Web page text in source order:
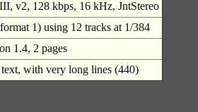
v2, 128 kbps, 16 kHz, JntStereo
1) using 12 tracks at 1/384
1.4, 2 pages
with very long lines (440)